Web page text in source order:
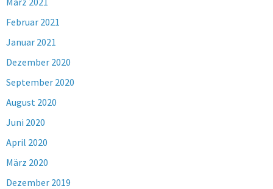
Februar 2021
Januar 2021
Dezember 2020
September 2020
August 2020
Juni 2020
April 2020
März 2020
Dezember 2019